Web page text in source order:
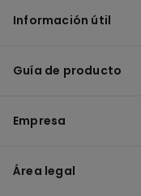
Información útil
Guía de producto
Empresa
Área legal